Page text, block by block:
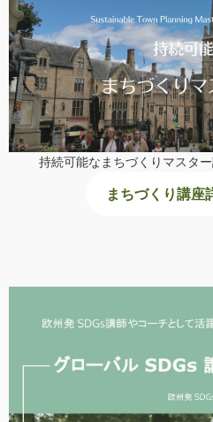
持続可能なまちづくりマスタ
まちづくり講座